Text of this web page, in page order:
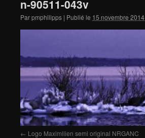
content
n-90511-043v
Parpmphilipps | Publié le 15 novembre 2014
Logo Maximilien semi original NRGANC